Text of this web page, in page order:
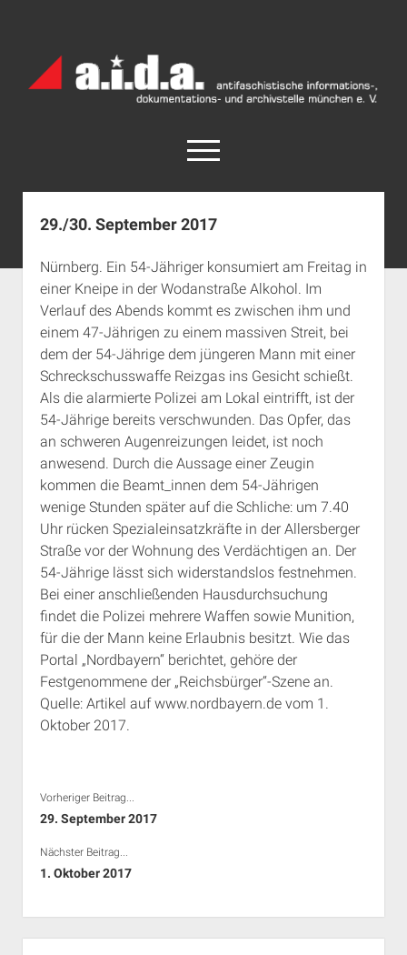
Archiv
München
open
menu
facebook
rss info@aida-archiv.de
Aktuelles
Termine
open
dropdown
menu
Antifaschistische Termine im Süden
Antifaschistische Termine in München
Rechte Termine im Süden
Rechte Termine München
Chronologie
Das Archiv
open
dropdown
menu
a.i.d.a. e. V. unterstützen
Über a.i.d.a.
RSS-Feeds, Twitter & Facebook
Bibliothek
Kontakt & PGP-Key
Impressum
29./30. September 2017
Nürnberg. Ein 54-Jähriger konsumiert am Freitag in
einer Kneipe in der Wodanstraße Alkohol. Im
Verlauf des Abends kommt es zwischen ihm und
einem 47-Jährigen zu einem massiven Streit, bei
dem der 54-Jährige dem jüngeren Mann mit einer
Schreckschusswaffe Reizgas ins Gesicht schießt.
Als die alarmierte Polizei am Lokal eintrifft, ist der
54-Jährige bereits verschwunden. Das Opfer, das
an schweren Augenreizungen leidet, ist noch
anwesend. Durch die Aussage einer Zeugin
kommen die Beamt_innen dem 54-Jährigen
wenige Stunden später auf die Schliche: um 7.40
Uhr rücken Spezialeinsatzkräfte in der Allersberger
Straße vor der Wohnung des Verdächtigen an. Der
54-Jährige lässt sich widerstandslos festnehmen.
Bei einer anschließenden Hausdurchsuchung
findet die Polizei mehrere Waffen sowie Munition,
für die der Mann keine Erlaubnis besitzt. Wie das
Portal „Nordbayern“ berichtet, gehöre der
Festgenommene der „Reichsbürger“-Szene an.
Quelle: Artikel auf www.nordbayern.de vom 1.
Oktober 2017.
Vorheriger Beitrag...
29. September 2017
Nächster Beitrag...
1. Oktober 2017